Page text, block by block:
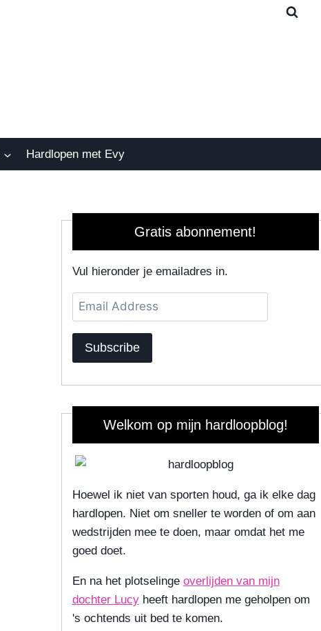
Hardlopen met Evy
Gratis abonnement!
Vul hieronder je emailadres in.
Email
Address
Subscribe
Welkom op mijn hardloopblog!
Hoewel ik niet van sporten houd, ga ik elke dag
hardlopen. Niet om sneller te worden of om aan
wedstrijden mee te doen, maar omdat het me
goed doet.
En na het plotselinge overlijden van mijn
dochter Lucyheeft hardlopen me geholpen om
's ochtends uit bed te komen.